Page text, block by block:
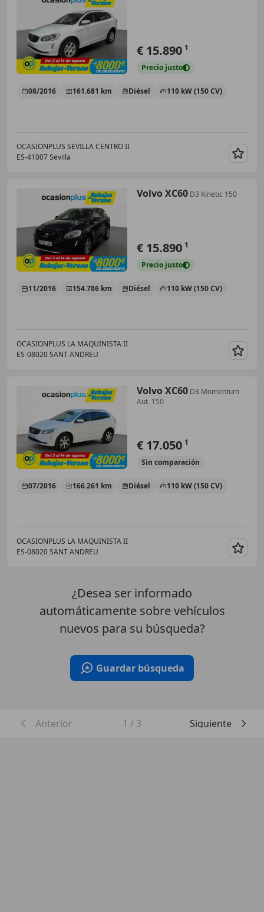
€ 15.890 1
Precio justo
08/2016 161.681 km Diésel 110 kW (150 CV)
OCASIONPLUS SEVILLA CENTRO II
ES-41007 Sevilla
Volvo XC60 D3 Kinetic 150
€ 15.890 1
Precio justo
11/2016 154.786 km Diésel 110 kW (150 CV)
OCASIONPLUS LA MAQUINISTA II
ES-08020 SANT ANDREU
Volvo XC60 D3 Momentum
Aut. 150
€ 17.050 1
Sin comparación
07/2016 166.261 km Diésel 110 kW (150 CV)
OCASIONPLUS LA MAQUINISTA II
ES-08020 SANT ANDREU
¿Desea ser informado
automáticamente sobre vehículos
nuevos para su búsqueda?
Guardar búsqueda
Anterior 1 / 3 Siguiente